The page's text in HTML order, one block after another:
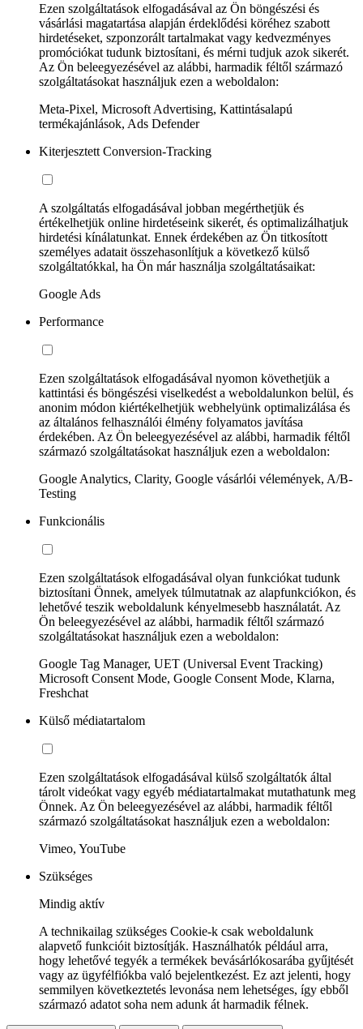
Ezen szolgáltatások elfogadásával az Ön böngészési és
vásárlási magatartása alapján érdeklődési köréhez szabott
hirdetéseket, szponzorált tartalmakat vagy kedvezményes
promóciókat tudunk biztosítani, és mérni tudjuk azok sikerét.
Az Ön beleegyezésével az alábbi, harmadik féltől származó
szolgáltatásokat használjuk ezen a weboldalon:
Meta-Pixel, Microsoft Advertising, Kattintásalapú
termékajánlások, Ads Defender
Kiterjesztett Conversion-Tracking
A szolgáltatás elfogadásával jobban megérthetjük és
értékelhetjük online hirdetéseink sikerét, és optimalizálhatjuk
hirdetési kínálatunkat. Ennek érdekében az Ön titkosított
személyes adatait összehasonlítjuk a következő külső
szolgáltatókkal, ha Ön már használja szolgáltatásaikat:
Google Ads
Performance
Ezen szolgáltatások elfogadásával nyomon követhetjük a
kattintási és böngészési viselkedést a weboldalunkon belül, és
anonim módon kiértékelhetjük webhelyünk optimalizálása és
az általános felhasználói élmény folyamatos javítása
érdekében. Az Ön beleegyezésével az alábbi, harmadik féltől
származó szolgáltatásokat használjuk ezen a weboldalon:
Google Analytics, Clarity, Google vásárlói vélemények, A/B-
Testing
Funkcionális
Ezen szolgáltatások elfogadásával olyan funkciókat tudunk
biztosítani Önnek, amelyek túlmutatnak az alapfunkciókon, és
lehetővé teszik weboldalunk kényelmesebb használatát. Az
Ön beleegyezésével az alábbi, harmadik féltől származó
szolgáltatásokat használjuk ezen a weboldalon:
Google Tag Manager, UET (Universal Event Tracking)
Microsoft Consent Mode, Google Consent Mode, Klarna,
Freshchat
Külső médiatartalom
Ezen szolgáltatások elfogadásával külső szolgáltatók által
tárolt videókat vagy egyéb médiatartalmakat mutathatunk meg
Önnek. Az Ön beleegyezésével az alábbi, harmadik féltől
származó szolgáltatásokat használjuk ezen a weboldalon:
Vimeo, YouTube
Szükséges
Mindig aktív
A technikailag szükséges Cookie-k csak weboldalunk
alapvető funkcióit biztosítják. Használhatók például arra,
hogy lehetővé tegyék a termékek bevásárlókosarába gyűjtését
vagy az ügyfélfiókba való bejelentkezést. Ez azt jelenti, hogy
semmilyen következtetés levonása nem lehetséges, így ebből
származó adatot soha nem adunk át harmadik félnek.